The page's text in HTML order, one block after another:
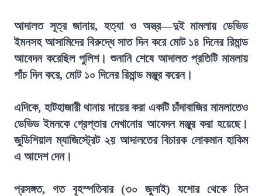
আদালত সূত্র জানায়, হত্যা ও অস্ত্র—দুই মামলায় ডেভিড
ইমনসহ আসামিদের বিরুদ্ধে সাত দিন করে মোট ১৪ দিনের রিমান্ড
আবেদন করেছিল পুলিশ। শুনানি শেষে আদালত প্রতিটি মামলায়
পাঁচ দিন করে, মোট ১০ দিনের রিমান্ড মঞ্জুর করেন।
এদিকে, হাটহাজারী থানায় দায়ের করা একটি চাঁদাবাজির মামলাতেও
ডেভিড ইমনকে গ্রেপ্তার দেখানোর আবেদন মঞ্জুর করা হয়েছে।
জুডিশিয়াল ম্যাজিস্ট্রেট ২য় আদালতের বিচারক লোকমান হাকিম
এ আদেশ দেন।
প্রসঙ্গত, গত বৃহস্পতিবার (৩০ জুলাই) যশোর থেকে তিন